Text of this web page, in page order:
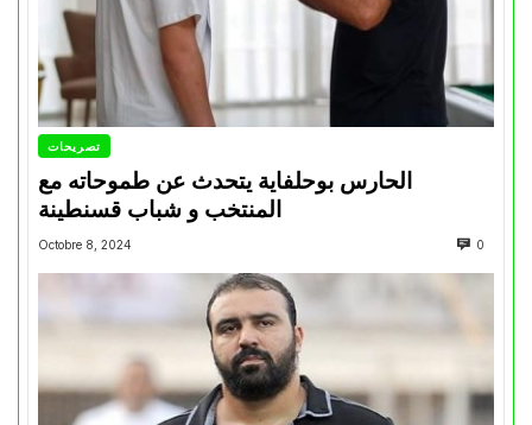
تصريحات
الحارس بوحلفاية يتحدث عن طموحاته مع
المنتخب و شباب قسنطينة
Octobre 8, 2024 0